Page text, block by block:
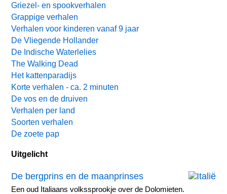
Griezel- en spookverhalen
Grappige verhalen
Verhalen voor kinderen vanaf 9 jaar
De Vliegende Hollander
De Indische Waterlelies
The Walking Dead
Het kattenparadijs
Korte verhalen - ca. 2 minuten
De vos en de druiven
Verhalen per land
Soorten verhalen
De zoete pap
Uitgelicht
De bergprins en de maanprinses
Een oud Italiaans volkssprookje over de Dolomieten.